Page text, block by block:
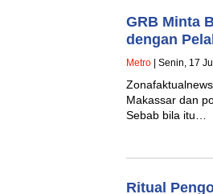
GRB Minta
dengan
Metro | Senin, 17
Makassar dan
Sebab bila itu…
Ritual